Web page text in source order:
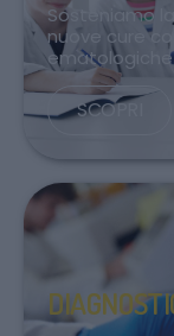
Sosteniamo
nuove cure
ematologiche
SCOPRI